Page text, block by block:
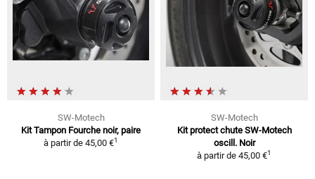
SW-Motech
Kit Tampon Fourche noir, paire
à partir de 45,00 €1
SW-Motech
Kit protect chute SW-Motech
oscill. Noir
à partir de 45,00 €1